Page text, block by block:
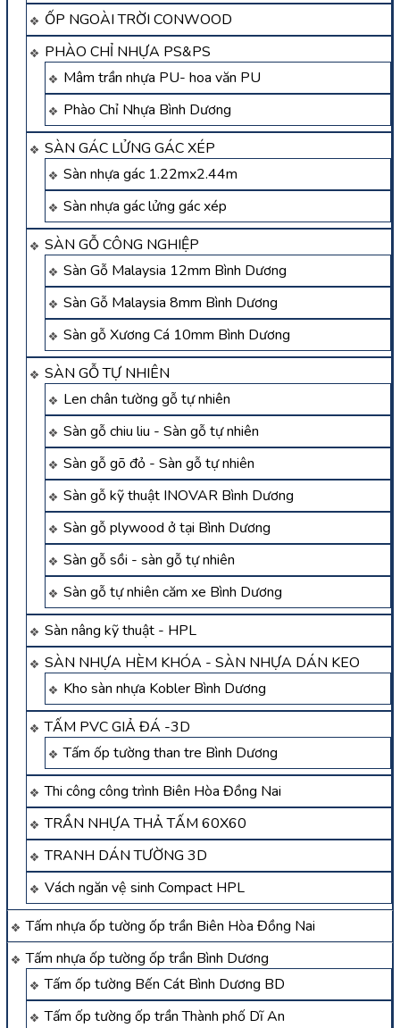
ỐP NGOÀI TRỜI CONWOOD
PHÀO CHỈ NHỰA PS&PS
Mâm trần nhựa PU- hoa văn PU
Phào Chỉ Nhựa Bình Dương
SÀN GÁC LỬNG GÁC XÉP
Sàn nhựa gác 1.22mx2.44m
Sàn nhựa gác lửng gác xép
SÀN GỖ CÔNG NGHIỆP
Sàn Gỗ Malaysia 12mm Bình Dương
Sàn Gỗ Malaysia 8mm Bình Dương
Sàn gỗ Xương Cá 10mm Bình Dương
SÀN GỖ TỰ NHIÊN
Len chân tường gỗ tự nhiên
Sàn gỗ chiu liu - Sàn gỗ tự nhiên
Sàn gỗ gõ đỏ - Sàn gỗ tự nhiên
Sàn gỗ kỹ thuật INOVAR Bình Dương
Sàn gỗ plywood ở tại Bình Dương
Sàn gỗ sồi - sàn gỗ tự nhiên
Sàn gỗ tự nhiên căm xe Bình Dương
Sàn nâng kỹ thuật - HPL
SÀN NHỰA HÈM KHÓA - SÀN NHỰA DÁN KEO
Kho sàn nhựa Kobler Bình Dương
TẤM PVC GIẢ ĐÁ -3D
Tấm ốp tường than tre Bình Dương
Thi công công trình Biên Hòa Đồng Nai
TRẦN NHỰA THẢ TẤM 60X60
TRANH DÁN TƯỜNG 3D
Vách ngăn vệ sinh Compact HPL
Tấm nhựa ốp tường ốp trần Biên Hòa Đồng Nai
Tấm nhựa ốp tường ốp trần Bình Dương
Tấm ốp tường Bến Cát Bình Dương BD
Tấm ốp tường ốp trần Thành phố Dĩ An